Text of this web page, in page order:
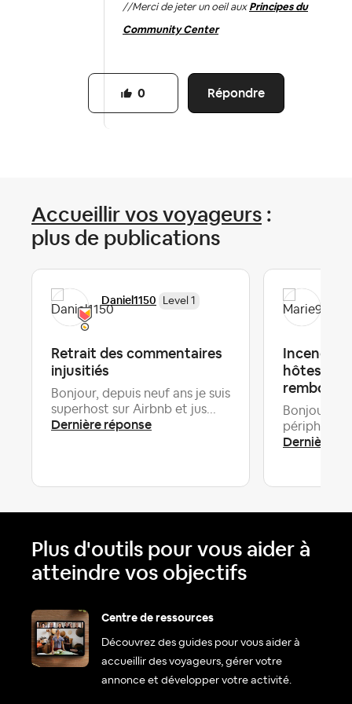
//Merci de jeter un oeil aux Principes du
Community Center
Répondre
0
Accueillir vos voyageurs :
plus de publications
Daniel1150 Level 1
Retrait des commentaires
injusitiés
Bonjour, depuis neuf ans je suis
superhost sur Airbnb et jus...
Dernière réponse
Incendie
hôtes
Bonjour à
périphérie
Dernière
Plus d'outils pour vous aider à
atteindre vos objectifs
Centre de ressources
Découvrez des guides pour vous aider à
accueillir des voyageurs, gérer votre
annonce et développer votre activité.